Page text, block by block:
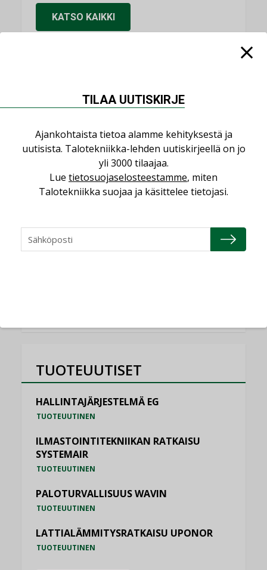
KATSO KAIKKI
NIMITYKSET
NIMITYKSET
NIMITYKSET
Schneider Electric
TUOTEUUTISET
HALLINTAJÄRJESTELMÄ EG
TUOTEUUTINEN
ILMASTOINTITEKNIIKAN RATKAISU
SYSTEMAIR
TUOTEUUTINEN
PALOTURVALLISUUS WAVIN
TUOTEUUTINEN
LATTIALÄMMITYSRATKAISU UPONOR
TUOTEUUTINEN
TILAA UUTISKIRJE
Ajankohtaista tietoa alamme kehityksestä ja
uutisista. Talotekniikka-lehden uutiskirjeellä on jo
yli 3000 tilaajaa.
Lue tietosuojaselosteestamme, miten
Talotekniikka suojaa ja käsittelee tietojasi.